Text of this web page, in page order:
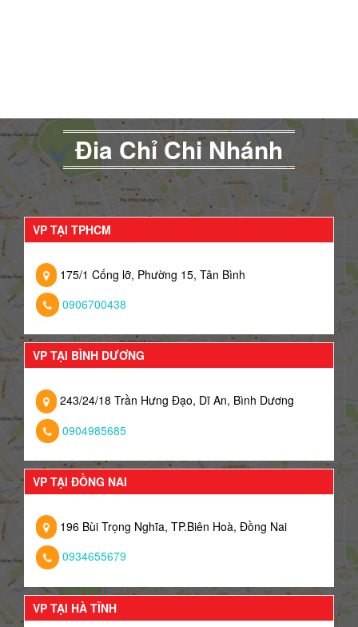
Đia Chỉ Chi Nhánh
VP TẠI TPHCM
175/1 Cống lỡ, Phường 15, Tân Bình
0906700438
VP TẠI BÌNH DƯƠNG
243/24/18 Trần Hưng Đạo, Dĩ An, Bình Dương
0904985685
VP TẠI ĐỒNG NAI
196 Bùi Trọng Nghĩa, TP.Biên Hoà, Đồng Nai
0934655679
VP TẠI HÀ TĨNH